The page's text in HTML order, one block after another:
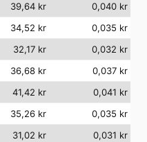
39,64 kr
0,040 kr
34,52 kr
0,035 kr
32,17 kr
0,032 kr
36,68 kr
0,037 kr
41,42 kr
0,041 kr
35,26 kr
0,035 kr
31,02 kr
0,031 kr